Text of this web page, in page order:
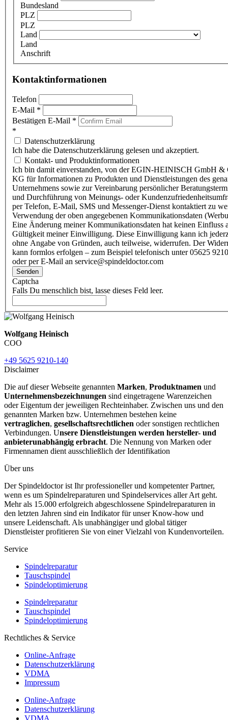
Bundesland
PLZ
PLZ
Land
Land
Anschrift
Kontaktinformationen
Telefon
E-Mail *
Bestätigen E-Mail *
*
Datenschutzerklärung
Ich habe die Datenschutzerklärung gelesen und akzeptiert.
Kontakt- und Produktinformationen
Ich bin damit einverstanden, von der EGIN-HEINISCH GmbH &
KG für Informationen zu Produkten und Dienstleistungen des
Unternehmens sowie zur Vereinbarung persönlicher
und Durchführung von Meinungs- oder
per Telefon, E-Mail, SMS und Messenger-Dienst kontaktiert zu
Verwendung der oben angegebenen Kommunikationsdaten
Eine Änderung meiner Kommunikationsdaten hat keinen Einfluss
Gültigkeit meiner Einwilligung. Diese Einwilligung kann ich
ohne Angabe von Gründen, auch teilweise, widerrufen. Der
kann formlos erfolgen – zum Beispiel telefonisch unter 05625
oder per E-Mail an service@spindeldoctor.com
Senden
Captcha
Falls Du menschlich bist, lasse dieses Feld leer.
Wolfgang Heinisch
COO
+49 5625 9210-140
Disclaimer
Die auf dieser Webseite genannten Marken, Produktnamen und
Unternehmensbezeichnungen sind eingetragene Warenzeichen
oder Eigentum der jeweiligen Rechteinhaber. Zwischen uns und den
genannten Marken bzw. Unternehmen bestehen keine
vertraglichen, gesellschaftsrechtlichen oder sonstigen rechtlichen
Verbindungen. Unsere Dienstleistungen werden hersteller- und
anbieterunabhängig erbracht. Die Nennung von Marken oder
Firmennamen dient ausschließlich der Identifikation
Über uns
Der Spindeldoctor ist Ihr professioneller und kompetenter Partner,
wenn es um Spindelreparaturen und Spindelservices aller Art geht.
Mehr als 15.000 erfolgreich abgeschlossene Spindelreparaturen in
den letzten Jahren sind ein Indikator für unser Know-how und
unsere Leidenschaft. Als unabhängiger und global tätiger
Dienstleister profitieren Sie von einer Vielzahl von Kundenvorteilen.
Service
Spindelreparatur
Tauschspindel
Spindeloptimierung
Spindelreparatur
Tauschspindel
Spindeloptimierung
Rechtliches & Service
Online-Anfrage
Datenschutzerklärung
VDMA
Impressum
Online-Anfrage
Datenschutzerklärung